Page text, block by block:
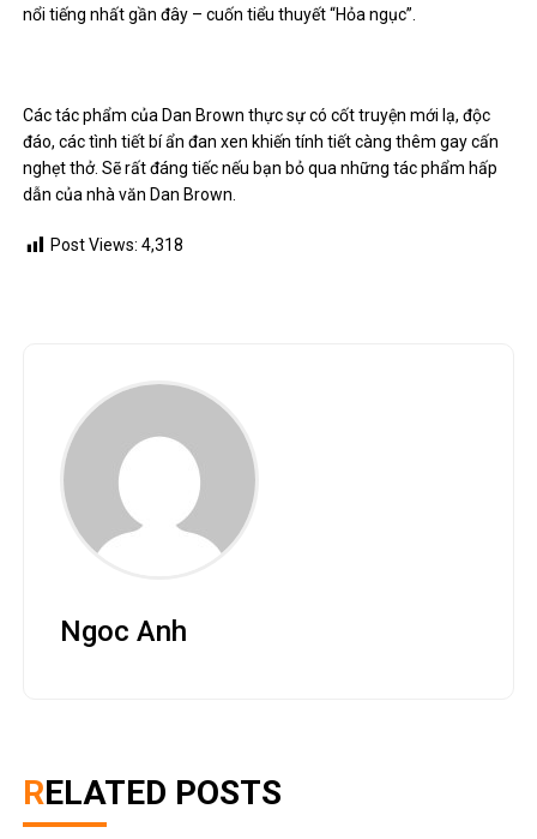
nổi tiếng nhất gần đây – cuốn tiểu thuyết “Hỏa ngục”.
Các tác phẩm của Dan Brown thực sự có cốt truyện mới lạ, độc
đáo, các tình tiết bí ẩn đan xen khiến tính tiết càng thêm gay cấn
nghẹt thở. Sẽ rất đáng tiếc nếu bạn bỏ qua những tác phẩm hấp
dẫn của nhà văn Dan Brown.
Post Views: 4,318
Ngoc Anh
RELATED POSTS